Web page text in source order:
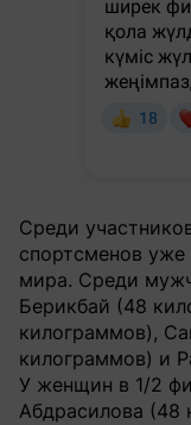
Среди
спортсменов
мира. Среди
Берикбай (48
килограммов),
килограммов) и
У женщин в 1/2
Абдрасилова (48